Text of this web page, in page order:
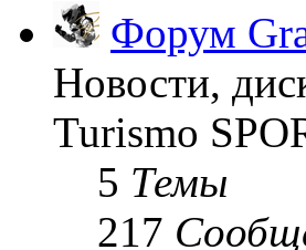
Форум
Новости,
Turismo
5 Темы
217